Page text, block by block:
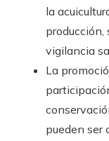
la
producción,
vigilancia
La
pueden ser